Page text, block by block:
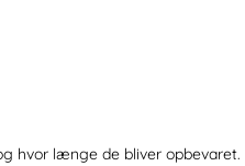
hvor længe de bliver opbevaret.